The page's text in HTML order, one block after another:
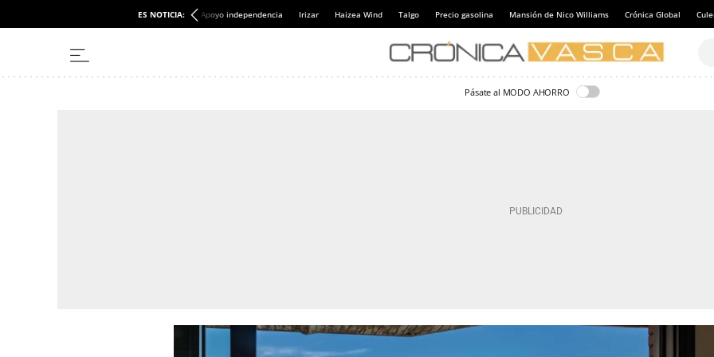
ES NOTICIA: Apoyo independencia Irizar Haizea Wind Talgo Precio gasolina Mansión de Nico Williams Crónica Global
Pásate al MODO AHORRO